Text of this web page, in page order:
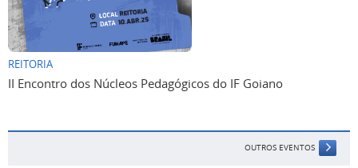
REITORIA
II Encontro dos Núcleos Pedagógicos do IF Goiano
OUTROS EVENTOS